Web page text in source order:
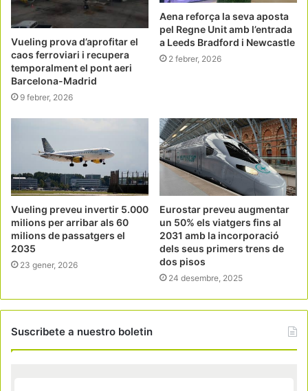
Vueling prova d’aprofitar el
caos ferroviari i recupera
temporalment el pont aeri
Barcelona-Madrid
9 febrer, 2026
Aena reforça la seva aposta
pel Regne Unit amb l’entrada
a Leeds Bradford i Newcastle
2 febrer, 2026
Vueling preveu invertir 5.000
milions per arribar als 60
milions de passatgers el
2035
23 gener, 2026
Eurostar preveu augmentar
un 50% els viatgers fins al
2031 amb la incorporació
dels seus primers trens de
dos pisos
24 desembre, 2025
Suscribete a nuestro boletin